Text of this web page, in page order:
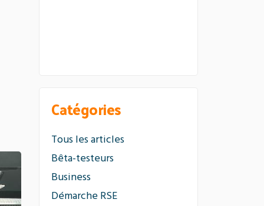
Catégories
Tous les articles
Bêta-testeurs
Business
Démarche RSE